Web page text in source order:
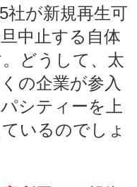
社が新規再生可
中止する自体
どうして、太
の企業が参入
シティーを上
いるのでしょ